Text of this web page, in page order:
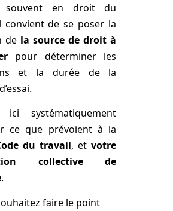
souvent en droit du
convient de se poser la
de la source de droit à
pour déterminer les
et la durée de la
systématiquement
ce que prévoient à la
du travail, etvotre
collective de
.
faire le point